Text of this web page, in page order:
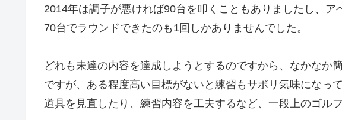
2014年は調子が悪ければ90台を叩くこともありましたし、ア
70台でラウンドできたのも1回しかありませんでした。
どれも未達の内容を達成しようとするのですから、なかなか
ですが、ある程度高い目標がないと練習もサボリ気味になっ
道具を見直したり、練習内容を工夫するなど、一段上のゴル